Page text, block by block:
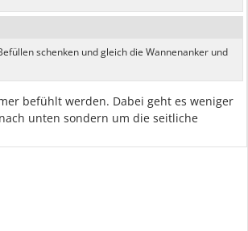
schenken und gleich die Wannenanker und
befühlt werden. Dabei geht es weniger
unten sondern um die seitliche